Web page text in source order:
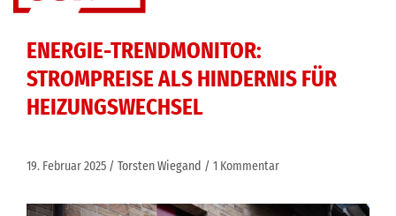
ENERGIE-TRENDMONITOR:
STROMPREISE ALS HINDERNIS FÜR
HEIZUNGSWECHSEL
19. Februar 2025 Torsten Wiegand 1 Kommentar